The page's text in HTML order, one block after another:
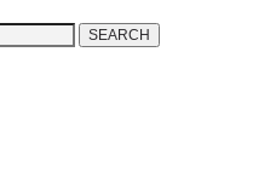
SEARCH